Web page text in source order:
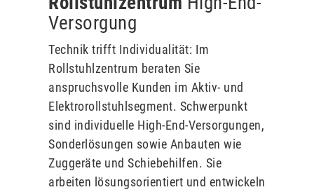
Versorgung
Technik trifft Individualität: Im
Rollstuhlzentrum beraten Sie
anspruchsvolle Kunden im Aktiv- und
Elektrorollstuhlsegment. Schwerpunkt
sind individuelle High-End-Versorgungen,
Sonderlösungen sowie Anbauten wie
Zuggeräte und Schiebehilfen. Sie
arbeiten lösungsorientiert und entwickeln